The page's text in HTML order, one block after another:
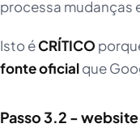
processa mudanças
Isto éCRÍTICO
fonte oficialque
Passo 3.2 -